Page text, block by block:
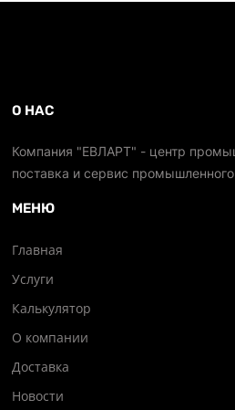
О НАС
Компания "ЕВЛАРТ" - центр
поставка и сервис
МЕНЮ
Главная
Услуги
Калькулятор
О компании
Доставка
Новости